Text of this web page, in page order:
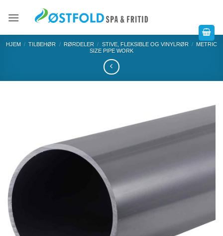
HJEM / TILBEHØR / RØRDELER / STIVE, FLEKSIBLE OG VINYLRØR / METRIC
SIZE PIPE WORK